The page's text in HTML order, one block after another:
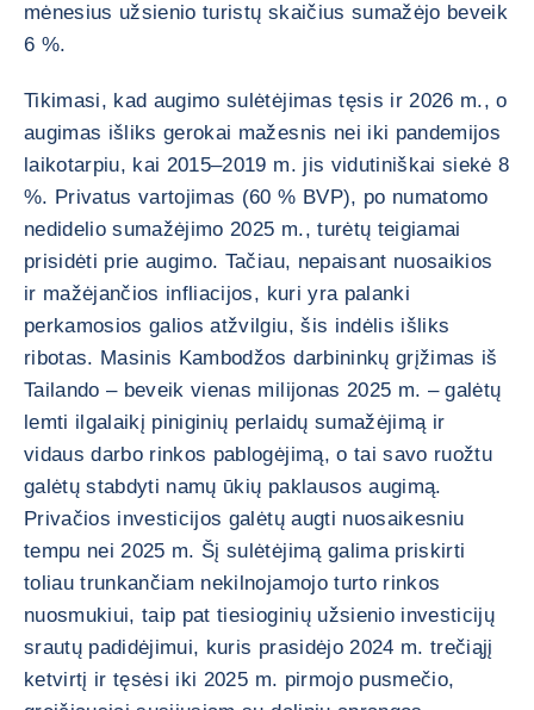
mėnesius užsienio turistų skaičius sumažėjo beveik
6 %.
Tikimasi, kad augimo sulėtėjimas tęsis ir 2026 m., o
augimas išliks gerokai mažesnis nei iki pandemijos
laikotarpiu, kai 2015–2019 m. jis vidutiniškai siekė 8
%. Privatus vartojimas (60 % BVP), po numatomo
nedidelio sumažėjimo 2025 m., turėtų teigiamai
prisidėti prie augimo. Tačiau, nepaisant nuosaikios
ir mažėjančios infliacijos, kuri yra palanki
perkamosios galios atžvilgiu, šis indėlis išliks
ribotas. Masinis Kambodžos darbininkų grįžimas iš
Tailando – beveik vienas milijonas 2025 m. – galėtų
lemti ilgalaikį piniginių perlaidų sumažėjimą ir
vidaus darbo rinkos pablogėjimą, o tai savo ruožtu
galėtų stabdyti namų ūkių paklausos augimą.
Privačios investicijos galėtų augti nuosaikesniu
tempu nei 2025 m. Šį sulėtėjimą galima priskirti
toliau trunkančiam nekilnojamojo turto rinkos
nuosmukiui, taip pat tiesioginių užsienio investicijų
srautų padidėjimui, kuris prasidėjo 2024 m. trečiąjį
ketvirtį ir tęsėsi iki 2025 m. pirmojo pusmečio,